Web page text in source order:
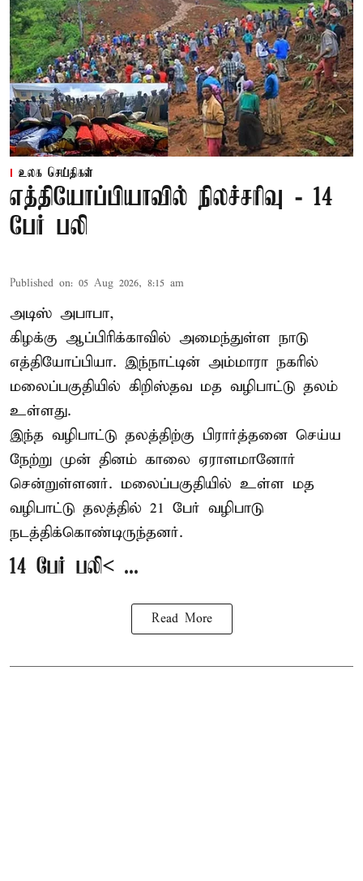
உலக செய்திகள்
எத்தியோப்பியாவில் நிலச்சரிவு - 14
பேர் பலி
Published on: 05 Aug 2026, 8:15 am
அடிஸ் அபாபா,
கிழக்கு ஆப்பிரிக்காவில் அமைந்துள்ள நாடு
எத்தியோப்பியா. இந்நாட்டின் அம்மாரா நகரில்
மலைப்பகுதியில் கிறிஸ்தவ மத வழிபாட்டு தலம்
உள்ளது.
இந்த வழிபாட்டு தலத்திற்கு பிரார்த்தனை செய்ய
நேற்று முன் தினம் காலை ஏராளமானோர்
சென்றுள்ளனர். மலைப்பகுதியில் உள்ள மத
வழிபாட்டு தலத்தில் 21 பேர் வழிபாடு
நடத்திக்கொண்டிருந்தனர்.
14 பேர் பலி< ...
Read More